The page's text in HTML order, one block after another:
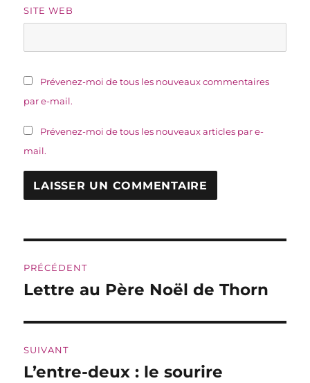
SITE WEB
Prévenez-moi de tous les nouveaux commentaires
par e-mail.
Prévenez-moi de tous les nouveaux articles par e-
mail.
de
PRÉCÉDENT
Publication
Lettre au Père Noël de Thorn
SUIVANT
Publication
L’entre-deux : le sourire